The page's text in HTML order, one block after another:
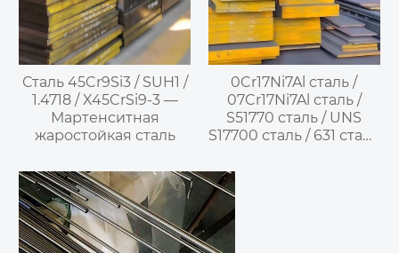
Сталь 45Cr9Si3 / SUH1 /
1.4718 / X45CrSi9-3 —
Мартенситная
жаростойкая сталь
0Cr17Ni7Al сталь /
07Cr17Ni7Al сталь /
S51770 сталь / UNS
S17700 сталь / 631 сталь
X7CrNiAl17-7 сталь /
09Х17Н7Ю сталь –
полуаустенитная